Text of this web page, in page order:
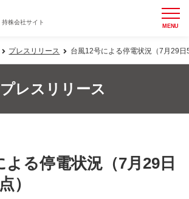
持株会社サイト MENU
プレスリリース 台風12号による停電状況（7月29
プレスリリース
よる停電状況（7月29日
）